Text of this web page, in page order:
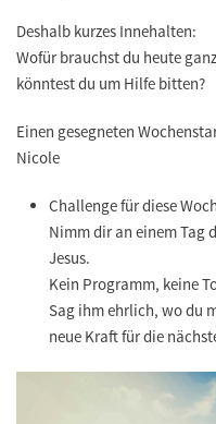
Deshalb kurzes Innehalten:
Wofür brauchst du heute
könntest du um Hilfe bitten?
Einen gesegneten
Nicole
Challenge für diese
Nimm dir an einem Tag
Jesus.
Kein Programm, keine
Sag ihm ehrlich, wo du
neue Kraft für die